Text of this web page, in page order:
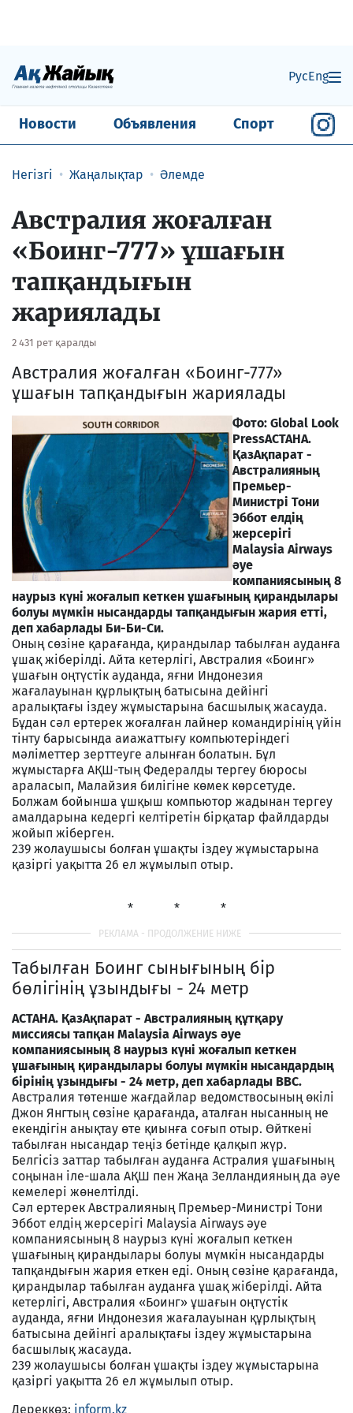
РусEng
Новости Объявления Спорт
Негізгі Жаңалықтар Әлемде
Австралия жоғалған
«Боинг-777» ұшағын
тапқандығын
жариялады
2 431 рет қаралды
Австралия жоғалған «Боинг-777»
ұшағын тапқандығын жариялады
Фото: Global Look
PressАСТАНА.
ҚазАқпарат -
Австралияның
Премьер-
Министрі Тони
Эббот елдің
жерсерігі
Malaysia Airways
әуе
компаниясының 8
наурыз күні жоғалып кеткен ұшағының қирандылары
болуы мүмкін нысандарды тапқандығын жария етті,
деп хабарлады Би-Би-Си.
Оның сөзіне қарағанда, қирандылар табылған ауданға
ұшақ жіберілді. Айта кетерлігі, Австралия «Боинг»
ұшағын оңтүстік ауданда, яғни Индонезия
жағалауынан құрлықтың батысына дейінгі
аралықтағы іздеу жұмыстарына басшылық жасауда.
Бұдан сәл ертерек жоғалған лайнер командирінің үйін
тінту барысында аиажаттығу компьютеріндегі
мәліметтер зерттеуге алынған болатын. Бұл
жұмыстарға АҚШ-тың Федералды тергеу бюросы
араласып, Малайзия билігіне көмек көрсетуде.
Болжам бойынша ұшқыш компьютор жадынан тергеу
амалдарына кедергі келтіретін бірқатар файлдарды
жойып жіберген.
239 жолаушысы болған ұшақты іздеу жұмыстарына
қазіргі уақытта 26 ел жұмылып отыр.
* * *
Табылған Боинг сынығының бір
бөлігінің ұзындығы - 24 метр
АСТАНА. ҚазАқпарат - Австралияның құтқару
миссиясы тапқан Malaysia Airways әуе
компаниясының 8 наурыз күні жоғалып кеткен
ұшағының қирандылары болуы мүмкін нысандардың
бірінің ұзындығы - 24 метр, деп хабарлады ВВС.
Австралия төтенше жағдайлар ведомствосының өкілі
Джон Янгтың сөзіне қарағанда, аталған нысанның не
екендігін анықтау өте қиынға соғып отыр. Өйткені
табылған нысандар теңіз бетінде қалқып жүр.
Белгісіз заттар табылған ауданға Астралия ұшағының
соңынан іле-шала АҚШ пен Жаңа Зелландияның да әуе
кемелері жөнелтілді.
Сәл ертерек Австралияның Премьер-Министрі Тони
Эббот елдің жерсерігі Malaysia Airways әуе
компаниясының 8 наурыз күні жоғалып кеткен
ұшағының қирандылары болуы мүмкін нысандарды
тапқандығын жария еткен еді. Оның сөзіне қарағанда,
қирандылар табылған ауданға ұшақ жіберілді. Айта
кетерлігі, Австралия «Боинг» ұшағын оңтүстік
ауданда, яғни Индонезия жағалауынан құрлықтың
батысына дейінгі аралықтағы іздеу жұмыстарына
басшылық жасауда.
239 жолаушысы болған ұшақты іздеу жұмыстарына
қазіргі уақытта 26 ел жұмылып отыр.
Дереккөз: inform.kz